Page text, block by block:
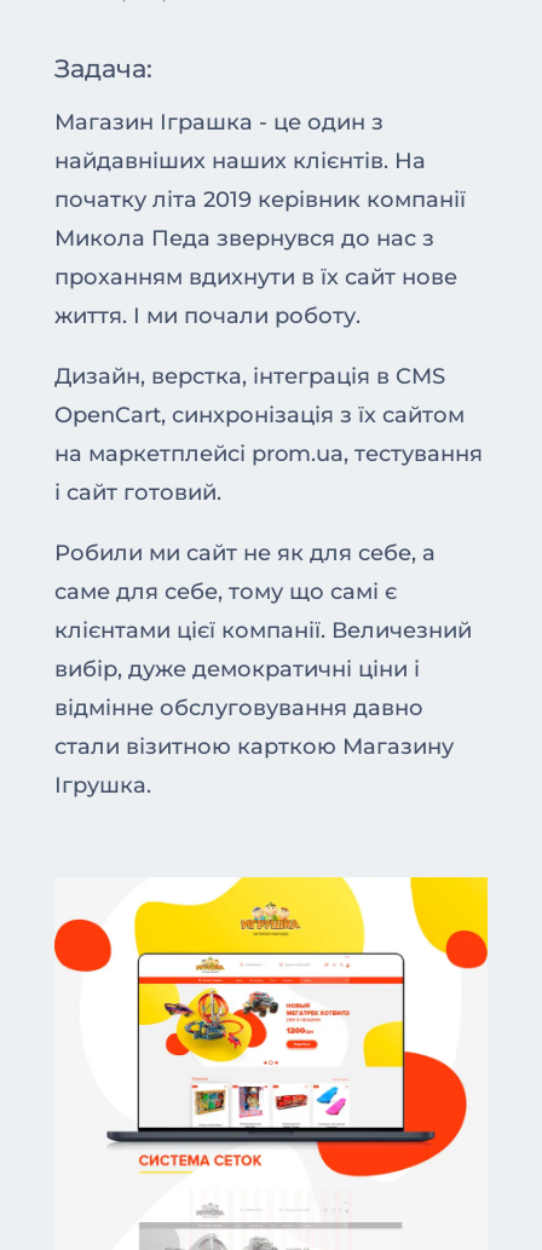
Задача:
Магазин Іграшка - це один з
найдавніших наших клієнтів. На
початку літа 2019 керівник компанії
Микола Педа звернувся до нас з
проханням вдихнути в їх сайт нове
життя. І ми почали роботу.
Дизайн, верстка, інтеграція в CMS
OpenCart, синхронізація з їх сайтом
на маркетплейсі prom.ua, тестування
і сайт готовий.
Робили ми сайт не як для себе, а
саме для себе, тому що самі є
клієнтами цієї компанії. Величезний
вибір, дуже демократичні ціни і
відмінне обслуговування давно
стали візитною карткою Магазину
Ігрушка.